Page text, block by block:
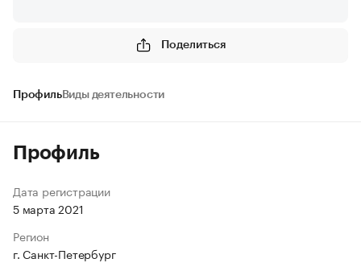
Поделиться
ПрофильВиды деятельности
Профиль
Дата регистрации
5 марта 2021
Регион
г. Санкт-Петербург